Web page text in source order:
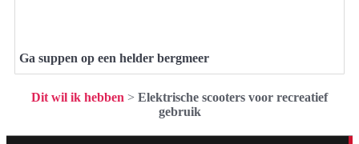
Ga suppen op een helder bergmeer
Dit wil ik hebben > Elektrische scooters voor recreatief
gebruik